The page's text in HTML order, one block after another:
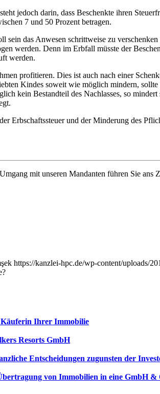
jedoch darin, dass Beschenkte ihren
7 und 50 Prozent betragen.
das Anwesen schrittweise zu
werden. Denn im Erbfall müsste der
werden.
profitieren. Dies ist auch nach einer
Kindes soweit wie möglich mindern,
kein Bestandteil des Nachlasses, so
und der Minderung des
mit unseren Mandanten führen Sie ans
https://kanzlei-hpc.de/wp-content/uploads/
Ihrer Immobilie
Resorts GmbH
Entscheidungen zugunsten der
von Immobilien in eine GmbH &